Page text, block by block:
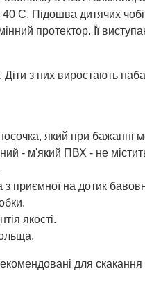
С. Підошва дитячих
протектор. Її
Діти з них виростають
який при бажанні
- м'який ПВХ - не
з приємної на дотик
якості.
для